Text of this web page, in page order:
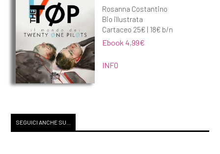
Rosanna Costantino
Bio illustrata
Cartaceo 25€ | 18€ b/n
Ebook 4,99€
INFO
SEGUICI ANCHE SU...